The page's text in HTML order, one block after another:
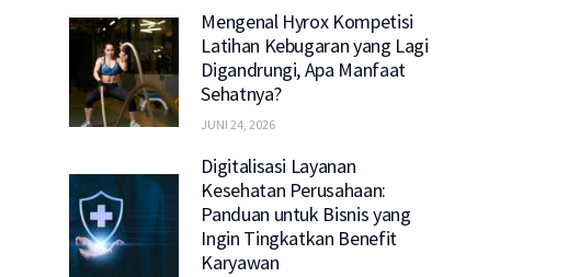
Mengenal Hyrox Kompetisi
Latihan Kebugaran yang Lagi
Digandrungi, Apa Manfaat
Sehatnya?
JUNI 24, 2026
Digitalisasi Layanan
Kesehatan Perusahaan:
Panduan untuk Bisnis yang
Ingin Tingkatkan Benefit
Karyawan